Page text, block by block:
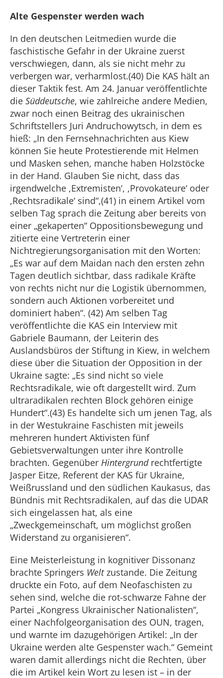
Alte Gespenster werden wach
In den deutschen Leitmedien wurde die
faschistische Gefahr in der Ukraine zuerst
verschwiegen, dann, als sie nicht mehr zu
verbergen war, verharmlost.(40) Die KAS hält an
dieser Taktik fest. Am 24. Januar veröffentlichte
die Süddeutsche, wie zahlreiche andere Medien,
zwar noch einen Beitrag des ukrainischen
Schriftstellers Juri Andruchowytsch, in dem es
hieß: „In den Fernsehnachrichten aus Kiew
können Sie heute Protestierende mit Helmen
und Masken sehen, manche haben Holzstöcke
in der Hand. Glauben Sie nicht, dass das
irgendwelche ,Extremisten‘, ,Provokateure‘ oder
,Rechtsradikale‘ sind“,(41) in einem Artikel vom
selben Tag sprach die Zeitung aber bereits von
einer „gekaperten“ Oppositionsbewegung und
zitierte eine Vertreterin einer
Nichtregierungsorganisation mit den Worten:
„Es war auf dem Maidan nach den ersten zehn
Tagen deutlich sichtbar, dass radikale Kräfte
von rechts nicht nur die Logistik übernommen,
sondern auch Aktionen vorbereitet und
dominiert haben“. (42) Am selben Tag
veröffentlichte die KAS ein Interview mit
Gabriele Baumann, der Leiterin des
Auslandsbüros der Stiftung in Kiew, in welchem
diese über die Situation der Opposition in der
Ukraine sagte: „Es sind nicht so viele
Rechtsradikale, wie oft dargestellt wird. Zum
ultraradikalen rechten Block gehören einige
Hundert“.(43) Es handelte sich um jenen Tag, als
in der Westukraine Faschisten mit jeweils
mehreren hundert Aktivisten fünf
Gebietsverwaltungen unter ihre Kontrolle
brachten. Gegenüber Hintergrundrechtfertigte
Jasper Eitze, Referent der KAS für Ukraine,
Weißrussland und den südlichen Kaukasus, das
Bündnis mit Rechtsradikalen, auf das die UDAR
sich eingelassen hat, als eine
„Zweckgemeinschaft, um möglichst großen
Widerstand zu organisieren“.
Eine Meisterleistung in kognitiver Dissonanz
brachte Springers Weltzustande. Die Zeitung
druckte ein Foto, auf dem Neofaschisten zu
sehen sind, welche die rot-schwarze Fahne der
Partei „Kongress Ukrainischer Nationalisten“,
einer Nachfolgeorganisation des OUN, tragen,
und warnte im dazugehörigen Artikel: „In der
Ukraine werden alte Gespenster wach.“ Gemeint
waren damit allerdings nicht die Rechten, über
die im Artikel kein Wort zu lesen ist – in der